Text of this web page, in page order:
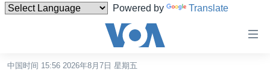
Powered by Translate
碍中国时间 15:56 2026年8月7日 星期五